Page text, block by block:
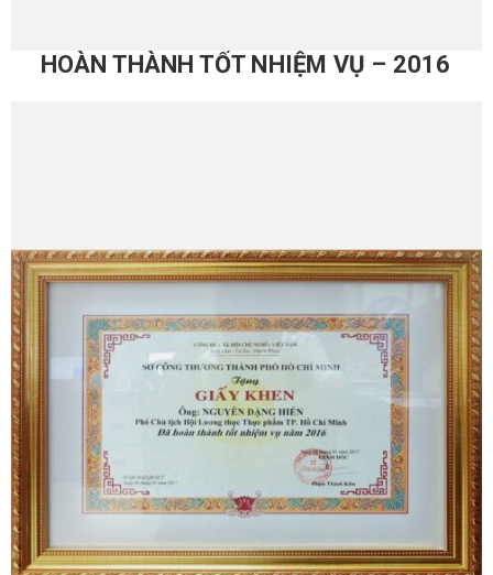
HOÀN THÀNH TỐT NHIỆM VỤ – 2016